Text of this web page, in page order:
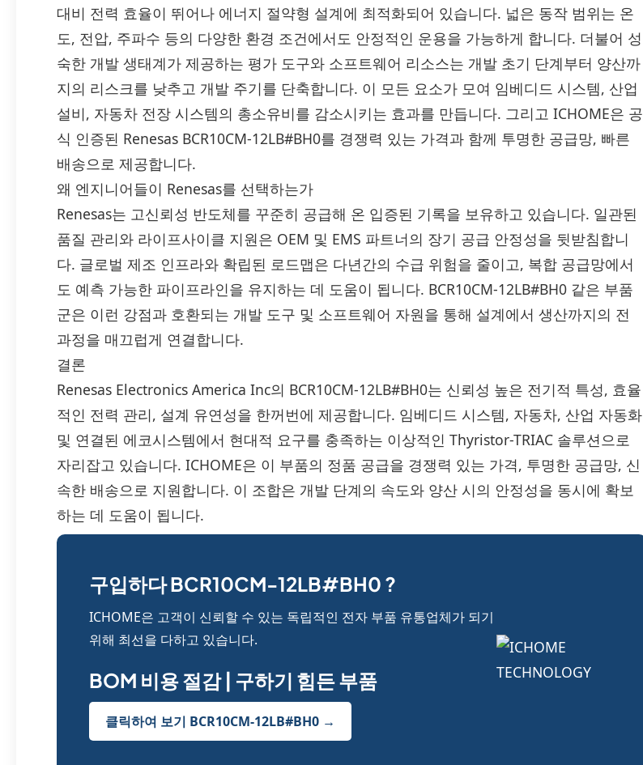
대비 전력 효율이 뛰어나 에너지 절약형 설계에 최적화되어 있습니다. 넓은 동작 범위는 온
도, 전압, 주파수 등의 다양한 환경 조건에서도 안정적인 운용을 가능하게 합니다. 더불어 성
숙한 개발 생태계가 제공하는 평가 도구와 소프트웨어 리소스는 개발 초기 단계부터 양산까
지의 리스크를 낮추고 개발 주기를 단축합니다. 이 모든 요소가 모여 임베디드 시스템, 산업
설비, 자동차 전장 시스템의 총소유비를 감소시키는 효과를 만듭니다. 그리고 ICHOME은 공
식 인증된 Renesas BCR10CM-12LB#BH0를 경쟁력 있는 가격과 함께 투명한 공급망, 빠른
배송으로 제공합니다.
왜 엔지니어들이 Renesas를 선택하는가
Renesas는 고신뢰성 반도체를 꾸준히 공급해 온 입증된 기록을 보유하고 있습니다. 일관된
품질 관리와 라이프사이클 지원은 OEM 및 EMS 파트너의 장기 공급 안정성을 뒷받침합니
다. 글로벌 제조 인프라와 확립된 로드맵은 다년간의 수급 위험을 줄이고, 복합 공급망에서
도 예측 가능한 파이프라인을 유지하는 데 도움이 됩니다. BCR10CM-12LB#BH0 같은 부품
군은 이런 강점과 호환되는 개발 도구 및 소프트웨어 자원을 통해 설계에서 생산까지의 전
과정을 매끄럽게 연결합니다.
결론
Renesas Electronics America Inc의 BCR10CM-12LB#BH0는 신뢰성 높은 전기적 특성, 효율
적인 전력 관리, 설계 유연성을 한꺼번에 제공합니다. 임베디드 시스템, 자동차, 산업 자동화
및 연결된 에코시스템에서 현대적 요구를 충족하는 이상적인 Thyristor-TRIAC 솔루션으로
자리잡고 있습니다. ICHOME은 이 부품의 정품 공급을 경쟁력 있는 가격, 투명한 공급망, 신
속한 배송으로 지원합니다. 이 조합은 개발 단계의 속도와 양산 시의 안정성을 동시에 확보
하는 데 도움이 됩니다.
구입하다 BCR10CM-12LB#BH0 ?
ICHOME은 고객이 신뢰할 수 있는 독립적인 전자 부품 유통업체가 되기
위해 최선을 다하고 있습니다.
BOM 비용 절감 | 구하기 힘든 부품
클릭하여 보기 BCR10CM-12LB#BH0 →